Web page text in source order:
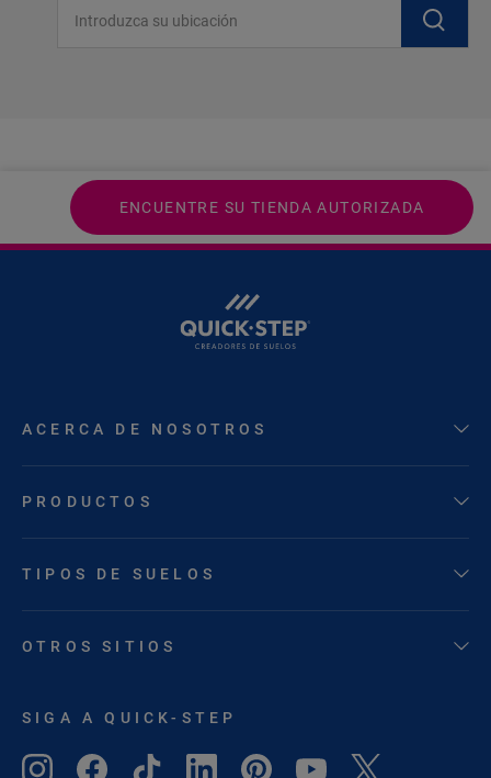
ENCUENTRE SU TIENDA AUTORIZADA
ACERCA DE NOSOTROS
PRODUCTOS
TIPOS DE SUELOS
OTROS SITIOS
SIGA A QUICK-STEP